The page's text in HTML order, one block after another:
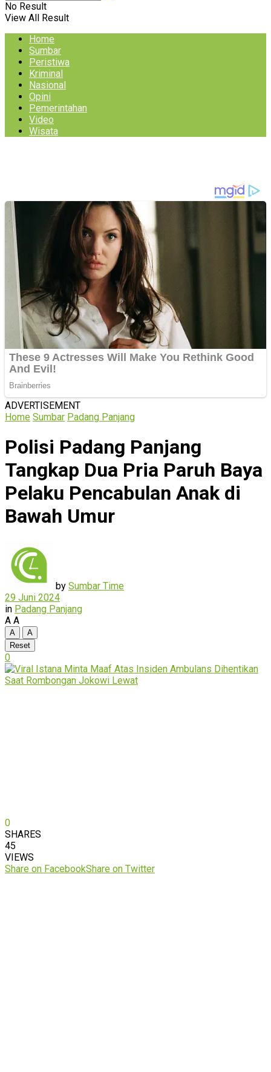
No Result
View All Result
Home
Sumbar
Peristiwa
Kriminal
Nasional
Opini
Pemerintahan
Video
Wisata
ADVERTISEMENT
Home Sumbar Padang Panjang
Polisi Padang Panjang
Tangkap Dua Pria Paruh Baya
Pelaku Pencabulan Anak di
Bawah Umur
by Sumbar Time
29 Juni 2024
in Padang Panjang
A A
A
A
Reset
0
0
SHARES
45
VIEWS
Share on FacebookShare on Twitter